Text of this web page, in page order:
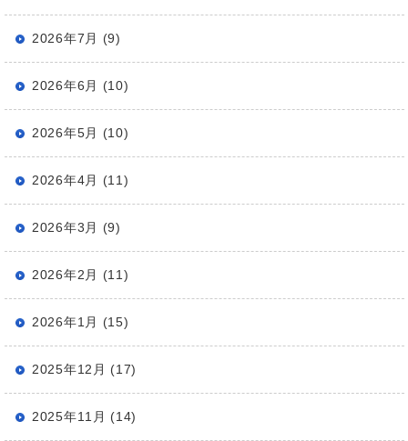
2026年7月 (9)
2026年6月 (10)
2026年5月 (10)
2026年4月 (11)
2026年3月 (9)
2026年2月 (11)
2026年1月 (15)
2025年12月 (17)
2025年11月 (14)